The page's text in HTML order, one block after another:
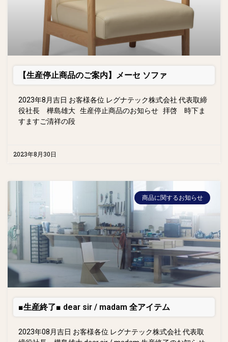
【生産停止商品のご案内】メーセ ソファ
2023年8月吉日 お客様各位 レグナテック株式会社 代表取締
役社長 樺島雄大 生産停止商品のお知らせ 拝啓 時下ま
すますご清祥の段
2023年8月30日
商品に関するお知らせ
■生産終了■ dear sir / madam 全アイテム
2023年08月吉日 お客様各位 レグナテック株式会社 代表取